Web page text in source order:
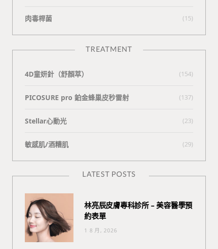
肉毒桿菌 (15)
TREATMENT
4D童妍針（舒顏萃） (154)
PICOSURE pro 鉑金蜂巢皮秒雷射 (137)
Stellar心動光 (23)
敏感肌/酒糟肌 (29)
LATEST POSTS
林亮辰皮膚專科診所 – 美容醫學預
約表單
1 8 月, 2026